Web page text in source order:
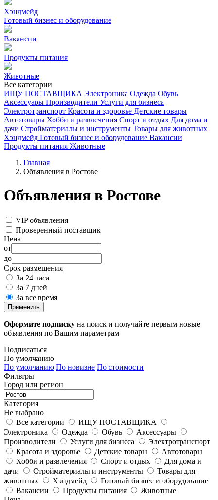
Хэндмейд
Готовый бизнес и оборудование
Вакансии
Продукты питания
Животные
Все категории
ИЩУ ПОСТАВЩИКА Электроника Одежда Обувь
Аксессуары Производители Услуги для бизнеса
Электротранспорт Красота и здоровье Детские товары
Автотовары Хобби и развлечения Спорт и отдых Для дома и
дачи Стройматериалы и инструменты Товары для животных
Хэндмейд Готовый бизнес и оборудование Вакансии
Продукты питания Животные
Главная
Объявления в Ростове
Объявления в Ростове
VIP объявления
Проверенный поставщик
Цена
от
до
Срок размещения
За 24 часа
За 7 дней
За все время
Применить
Оформите подписку на поиск и получайте первым новые
объявления по Вашим параметрам
Подписаться
По умолчанию
По умолчанию По новизне По стоимости
Фильтры
Город или регион
Категория
Не выбрано
Все категории
ИЩУ ПОСТАВЩИКА
Электроника
Одежда Обувь
Аксессуары
Производители
Услуги для бизнеса
Электротранспорт
Красота и здоровье
Детские товары
Автотовары
Хобби и развлечения
Спорт и отдых
Для дома и
дачи
Стройматериалы и инструменты
Товары для
животных
Хэндмейд
Готовый бизнес и оборудование
Вакансии
Продукты питания
Животные